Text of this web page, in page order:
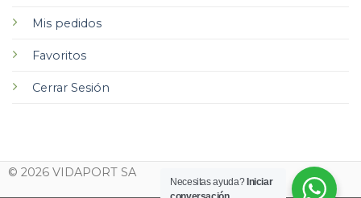
Mis pedidos
Favoritos
Cerrar Sesión
© 2026 VIDAPORT SA
Necesitas ayuda? Iniciar